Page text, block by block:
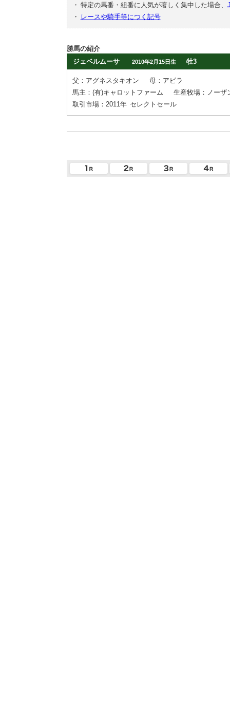
・ 特定の馬番・組番に人気が著しく集中した場合、
・
レースや騎手等につく記号
勝馬の紹介
ジェベルムーサ
2010年2月15日生 牡3
父：アグネスタキオン
母：アビラ
馬主：(有)キャロットファーム
生産牧場：ノーザ
取引市場：2011年 セレクトセール